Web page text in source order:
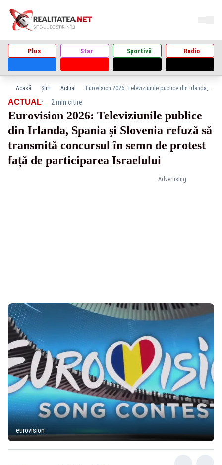
Plus Star Sportivă Radio
Acasă Știri Actual Eurovision 2026: Televiziunile publice din Irlanda, Spania şi Slovenia refuză să transmită concursul în semn de protest față de participarea Israelului
Advertising
ACTUAL· 2 min citire
Eurovision 2026: Televiziunile publice
din Irlanda, Spania şi Slovenia refuză să
transmită concursul în semn de protest
față de participarea Israelului
eurovision